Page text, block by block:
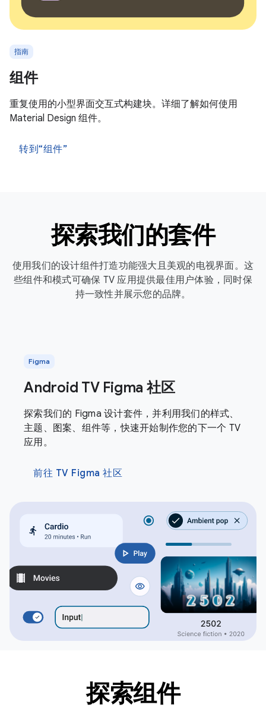
指南
组件
重复使用的小型界面交互式构建块。详细了解如何使用
Material Design 组件。
转到“组件”
探索我们的套件
使用我们的设计组件打造功能强大且美观的电视界面。这
些组件和模式可确保 TV 应用提供最佳用户体验，同时保
持一致性并展示您的品牌。
Figma
Android TV Figma 社区
探索我们的 Figma 设计套件，并利用我们的样式、
主题、图案、组件等，快速开始制作您的下一个 TV
应用。
前往 TV Figma 社区
探索组件